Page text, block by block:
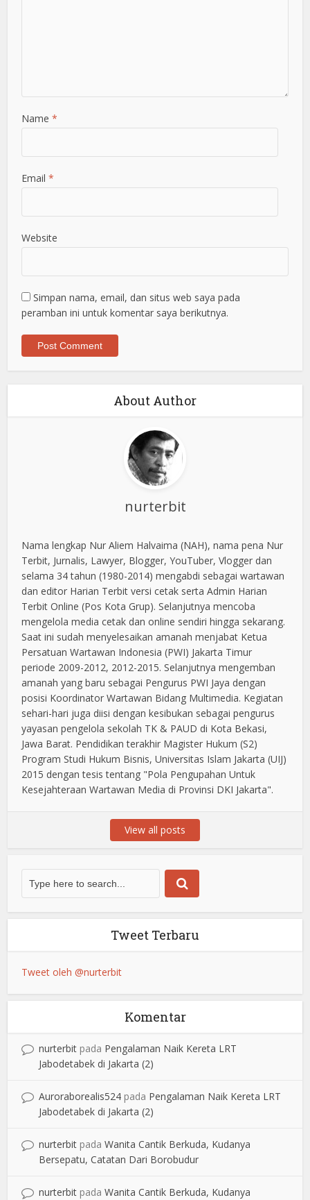
Name *
Email *
Website
Simpan nama, email, dan situs web saya pada
peramban ini untuk komentar saya berikutnya.
About Author
nurterbit
Nama lengkap Nur Aliem Halvaima (NAH), nama pena Nur
Terbit, Jurnalis, Lawyer, Blogger, YouTuber, Vlogger dan
selama 34 tahun (1980-2014) mengabdi sebagai wartawan
dan editor Harian Terbit versi cetak serta Admin Harian
Terbit Online (Pos Kota Grup). Selanjutnya mencoba
mengelola media cetak dan online sendiri hingga sekarang.
Saat ini sudah menyelesaikan amanah menjabat Ketua
Persatuan Wartawan Indonesia (PWI) Jakarta Timur
periode 2009-2012, 2012-2015. Selanjutnya mengemban
amanah yang baru sebagai Pengurus PWI Jaya dengan
posisi Koordinator Wartawan Bidang Multimedia. Kegiatan
sehari-hari juga diisi dengan kesibukan sebagai pengurus
yayasan pengelola sekolah TK & PAUD di Kota Bekasi,
Jawa Barat. Pendidikan terakhir Magister Hukum (S2)
Program Studi Hukum Bisnis, Universitas Islam Jakarta (UIJ)
2015 dengan tesis tentang "Pola Pengupahan Untuk
Kesejahteraan Wartawan Media di Provinsi DKI Jakarta".
View all posts
Tweet Terbaru
Tweet oleh @nurterbit
Komentar
nurterbit pada Pengalaman Naik Kereta LRT
Jabodetabek di Jakarta (2)
Auroraborealis524 pada Pengalaman Naik Kereta LRT
Jabodetabek di Jakarta (2)
nurterbit padaWanita Cantik Berkuda, Kudanya
Bersepatu, Catatan Dari Borobudur
nurterbit padaWanita Cantik Berkuda, Kudanya